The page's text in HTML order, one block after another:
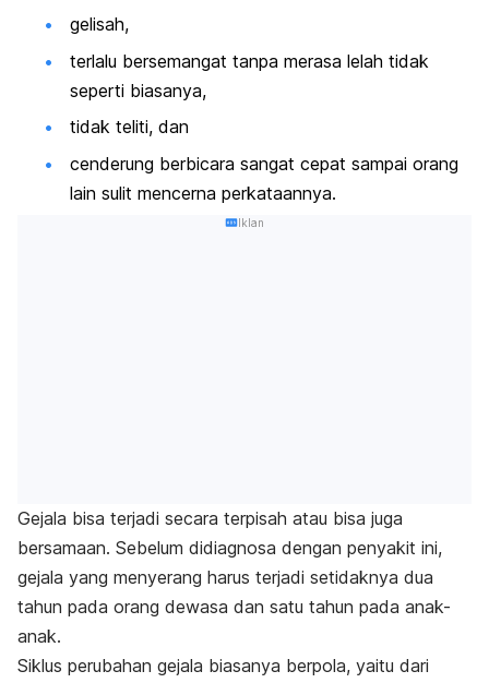
gelisah,
terlalu bersemangat tanpa merasa lelah tidak
seperti biasanya,
tidak teliti, dan
cenderung berbicara sangat cepat sampai orang
lain sulit mencerna perkataannya.
Iklan
Gejala bisa terjadi secara terpisah atau bisa juga
bersamaan. Sebelum didiagnosa dengan penyakit ini,
gejala yang menyerang harus terjadi setidaknya dua
tahun pada orang dewasa dan satu tahun pada anak-
anak.
Siklus perubahan gejala biasanya berpola, yaitu dari